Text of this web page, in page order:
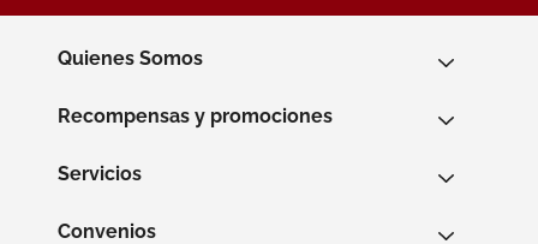
Quienes Somos
Recompensas y promociones
Servicios
Convenios